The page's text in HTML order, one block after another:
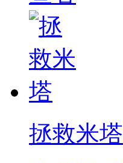
拯救米塔